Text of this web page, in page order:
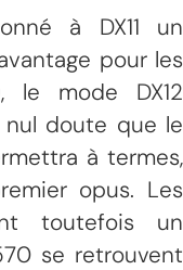
à DX11 un
pour les
le mode DX12
doute que le
à termes,
opus. Les
toutefois un
se retrouvent